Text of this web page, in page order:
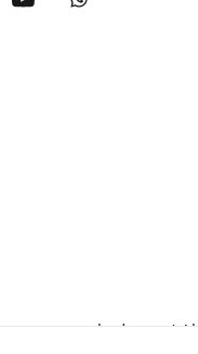
consultadas, etc).Al